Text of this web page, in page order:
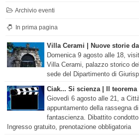
Archivio eventi
In prima pagina
Villa Cerami | Nuove storie
Domenica 9 agosto alle 18,
Villa Cerami, palazzo storico
sede del Dipartimento di
Ciak... Si scienza | Il
Giovedì 6 agosto alle 21, a
appuntamento della rassegna
fantascienza. Dibattito
Ingresso gratuito, prenotazione obbligatoria